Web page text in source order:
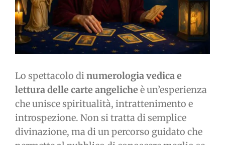
Lo spettacolo dinumerologia vedica e
lettura delle carte angeliche è un’esperienza
che unisce spiritualità, intrattenimento e
introspezione. Non si tratta di semplice
divinazione, ma di un percorso guidato che